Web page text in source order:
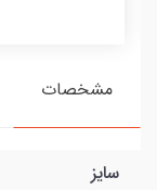
مشخصات
سایز